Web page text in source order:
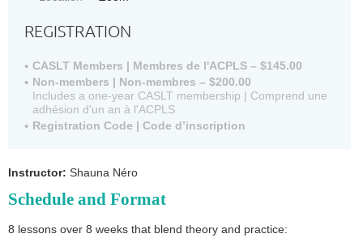
REGISTRATION
CASLT Members | Membres de l'ACPLS – $145.00
Non-members | Non-membres – $200.00
Includes a one-year CASLT membership | Comprend une
adhésion d'un an à l'ACPLS
Registration Code | Code d’inscription
Instructor: Shauna Néro
Schedule and Format
8 lessons over 8 weeks that blend theory and practice: